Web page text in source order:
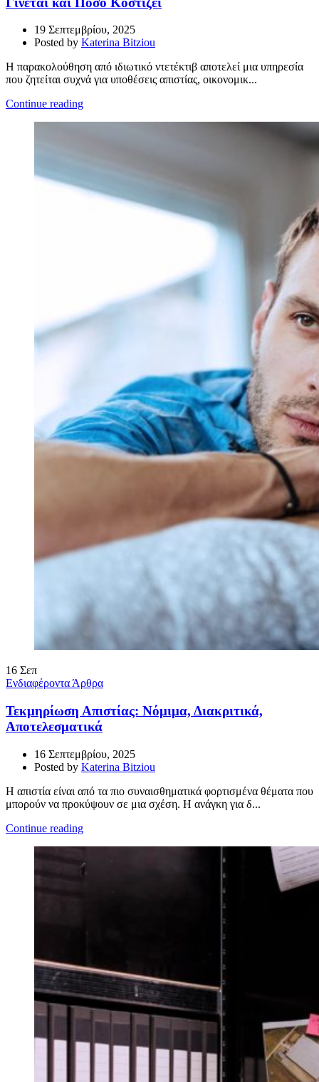
19 Σεπτεμβρίου, 2025
Posted by Katerina Bitziou
Η παρακολούθηση από ιδιωτικό ντετέκτιβ αποτελεί μια υπηρεσία
που ζητείται συχνά για υποθέσεις απιστίας, οικονομικ...
Continue reading
16 Σεπ
Ενδιαφέροντα Άρθρα
Τεκμηρίωση Απιστίας: Νόμιμα, Διακριτικά,
Αποτελεσματικά
16 Σεπτεμβρίου, 2025
Posted by Katerina Bitziou
Η απιστία είναι από τα πιο συναισθηματικά φορτισμένα θέματα που
μπορούν να προκύψουν σε μια σχέση. Η ανάγκη για δ...
Continue reading